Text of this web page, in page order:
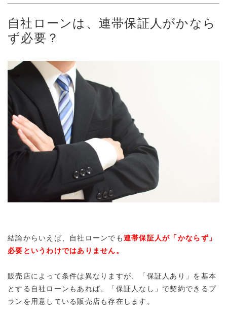
自社ローンは、連帯保証人がかなら
ず必要？
結論からいえば、自社ローンでも連帯保証人が「かならず」
必要というわけではありません。
販売店によって条件は異なりますが、「 保証人あり」を基本
とする自社ローンもあれば、「保証人なし」で契約できるプ
ランを用意している販売店も存在します 。